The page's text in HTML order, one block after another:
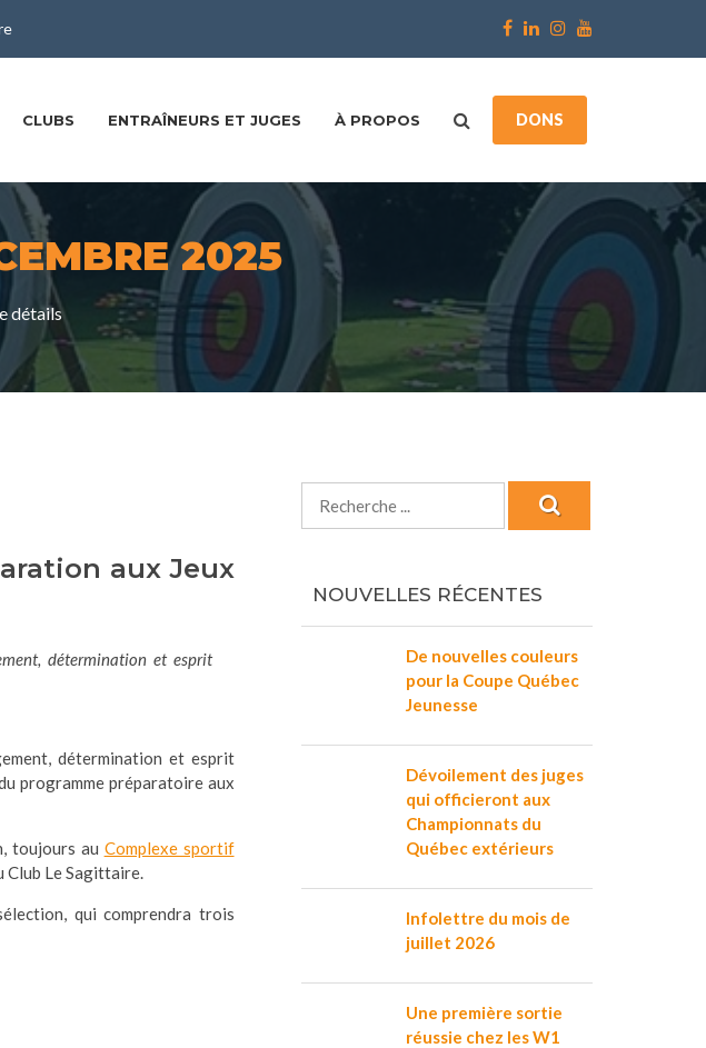
DONS
CLUBS ENTRAÎNEURS ET JUGES À PROPOS
2025
détails
aux Jeux
détermination et esprit
détermination et esprit
programme préparatoire aux
toujours au Complexe sportif
Club Le Sagittaire.
qui comprendra trois
NOUVELLES RÉCENTES
De nouvelles couleurs
pour la Coupe Québec
Jeunesse
Dévoilement des juges
qui officieront aux
Championnats du
Québec extérieurs
Infolettre du mois de
juillet 2026
Une première sortie
réussie chez les W1